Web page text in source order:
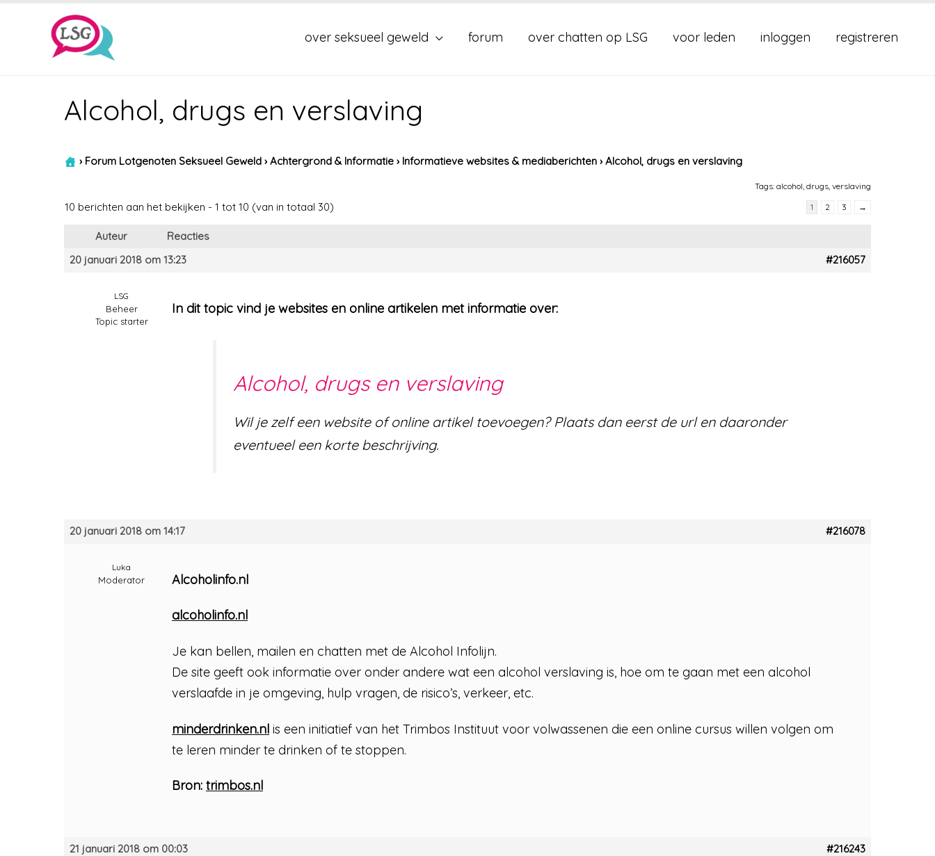
over seksueel geweld forum over chatten op LSG voor leden inloggen registreren
Alcohol, drugs en verslaving
› Forum Lotgenoten Seksueel Geweld › Achtergrond & Informatie › Informatieve websites & mediaberichten › Alcohol, drugs en verslaving
Tags: alcohol, drugs, verslaving
10 berichten aan het bekijken - 1 tot 10 (van in totaal 30) 1 2 3 →
Auteur
Reacties
20 januari 2018 om 13:23
#216057
LSG
Beheer
Topic starter
In dit topic vind je websites en online artikelen met informatie over:
Alcohol, drugs en verslaving
Wil je zelf een website of online artikel toevoegen? Plaats dan eerst de url en daaronder
eventueel een korte beschrijving.
20 januari 2018 om 14:17 #216078
Luka
Moderator Alcoholinfo.nl
alcoholinfo.nl
Je kan bellen, mailen en chatten met de Alcohol Infolijn.
De site geeft ook informatie over onder andere wat een alcohol verslaving is, hoe om te gaan met een alcohol
verslaafde in je omgeving, hulp vragen, de risico’s, verkeer, etc.
minderdrinken.nl is een initiatief van het Trimbos Instituut voor volwassenen die een online cursus willen volgen om
te leren minder te drinken of te stoppen.
Bron: trimbos.nl
21 januari 2018 om 00:03 #216243